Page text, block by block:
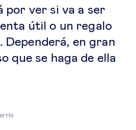
y tecnología
tecnológico &
digital
del futuro
por ver si va a ser
útil o un regalo
Dependerá, en gran
que se haga de ella